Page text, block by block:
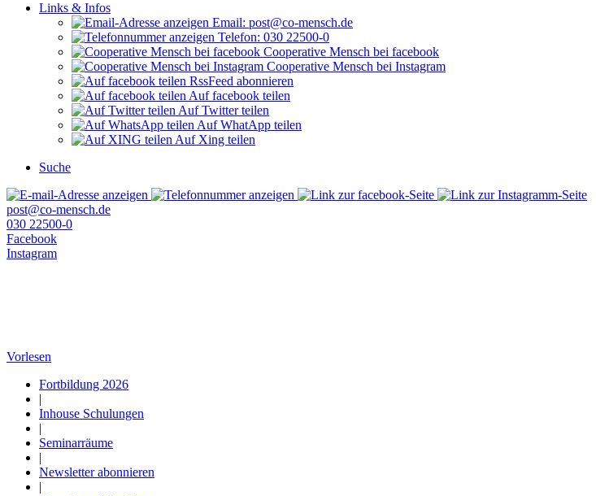
Links & Infos
Email: post@co-mensch.de
Telefon: 030 22500-0
Cooperative Mensch bei facebook
Cooperative Mensch bei Instagram
RssFeed abonnieren
Auf facebook teilen
Auf Twitter teilen
Auf WhatApp teilen
Auf Xing teilen
Suche
post@co-mensch.de
030 22500-0
Facebook
Instagram
Vorlesen
Fortbildung 2026
|
Inhouse Schulungen
|
Seminarräume
|
Newsletter abonnieren
|